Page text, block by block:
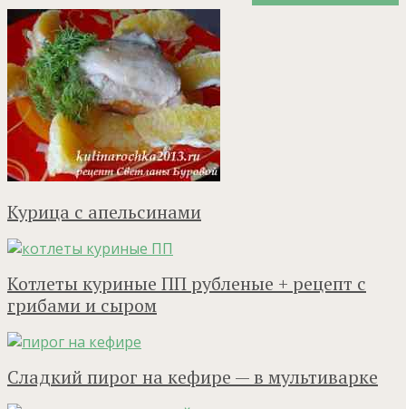
Курица с апельсинами
Котлеты куриные ПП рубленые + рецепт с
грибами и сыром
Сладкий пирог на кефире — в мультиварке